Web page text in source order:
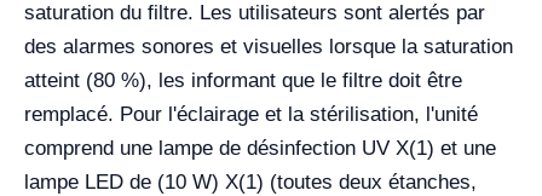
saturation du filtre. Les utilisateurs sont alertés par
des alarmes sonores et visuelles lorsque la saturation
atteint (80 %), les informant que le filtre doit être
remplacé. Pour l'éclairage et la stérilisation, l'unité
comprend une lampe de désinfection UV X(1) et une
lampe LED de (10 W) X(1) (toutes deux étanches,